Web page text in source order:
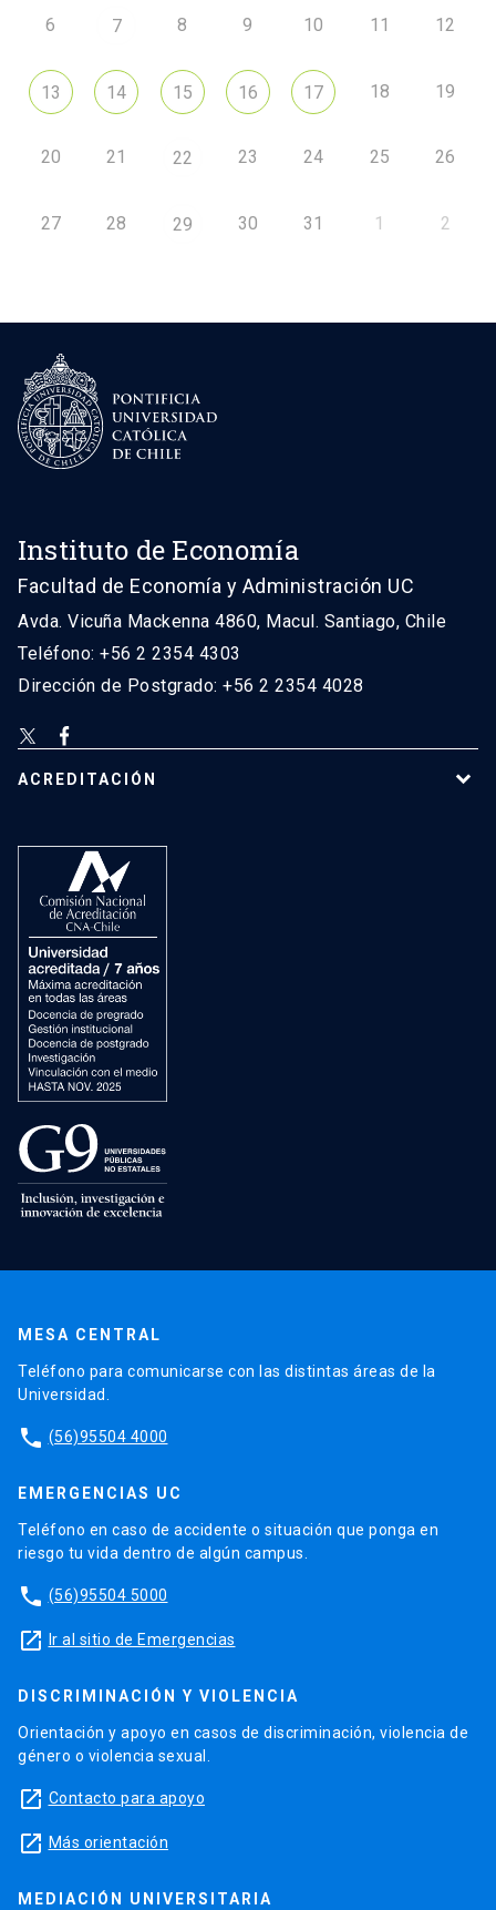
6 7 8 9 10 11 12
13 14 15 16 17 18 19
20 21 22 23 24 25 26
27 28 29 30 31 1 2
Instituto de Economía
Facultad de Economía y Administración UC
Avda. Vicuña Mackenna 4860, Macul. Santiago, Chile
Teléfono: +56 2 2354 4303
Dirección de Postgrado: +56 2 2354 4028
ACREDITACIÓN
MESA CENTRAL
Teléfono para comunicarse con las distintas áreas de la
Universidad.
phone (56)95504 4000
EMERGENCIAS UC
Teléfono en caso de accidente o situación que ponga en
riesgo tu vida dentro de algún campus.
phone (56)95504 5000
launch Ir al sitio de Emergencias
DISCRIMINACIÓN Y VIOLENCIA
Orientación y apoyo en casos de discriminación, violencia de
género o violencia sexual.
launch Contacto para apoyo
launch Más orientación
MEDIACIÓN UNIVERSITARIA